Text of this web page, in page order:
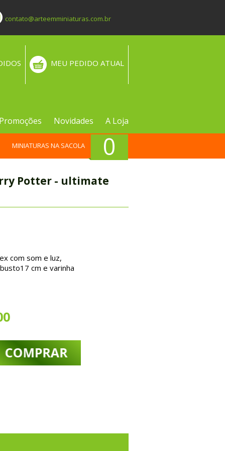
contato@arteemminiaturas.com.br
MEU PEDIDO ATUAL
Promoções Novidades A Loja
0
MINIATURAS NA SACOLA
Potter - ultimate
com som e luz,
cm e varinha